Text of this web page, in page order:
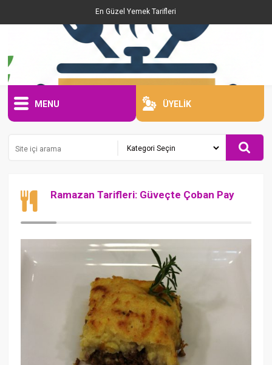
En Güzel Yemek Tarifleri
MENU ÜYELİK
Ramazan Tarifleri: Güveçte Çoban Pay